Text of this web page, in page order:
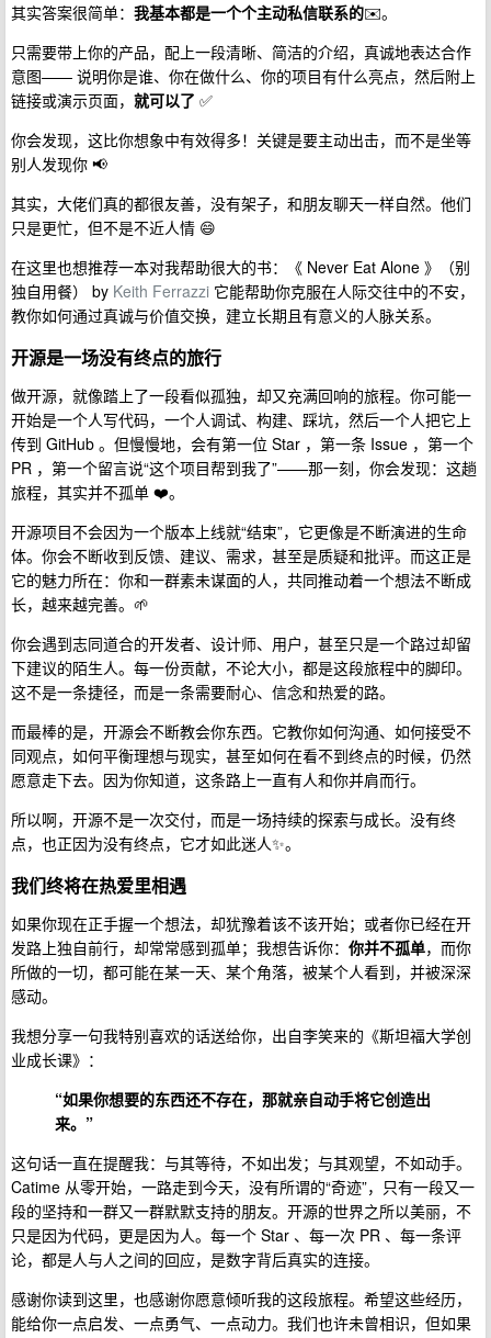
其实答案很简单： 我基本都是一个个主动私信联系的✉️。
只需要带上你的产品，配上一段清晰、简洁的介绍，真诚地表达合作
意图—— 说明你是谁、你在做什么、你的项目有什么亮点，然后附上
链接或演示页面， 就可以了 ✅
你会发现，这比你想象中有效得多！关键是要主动出击，而不是坐等
别人发现你 📢
其实，大佬们真的都很友善，没有架子，和朋友聊天一样自然。他们
只是更忙，但不是不近人情 😄
在这里也想推荐一本对我帮助很大的书：《 Never Eat Alone 》（别
独自用餐） by Keith Ferrazzi 它能帮助你克服在人际交往中的不安，
教你如何通过真诚与价值交换，建立长期且有意义的人脉关系。
开源是一场没有终点的旅行
做开源，就像踏上了一段看似孤独，却又充满回响的旅程。你可能一
开始是一个人写代码，一个人调试、构建、踩坑，然后一个人把它上
传到 GitHub 。但慢慢地，会有第一位 Star ，第一条 Issue ，第一个
PR ，第一个留言说“这个项目帮到我了”——那一刻，你会发现：这趟
旅程，其实并不孤单 ❤️。
开源项目不会因为一个版本上线就“结束”，它更像是不断演进的生命
体。你会不断收到反馈、建议、需求，甚至是质疑和批评。而这正是
它的魅力所在：你和一群素未谋面的人，共同推动着一个想法不断成
长，越来越完善。🌱
你会遇到志同道合的开发者、设计师、用户，甚至只是一个路过却留
下建议的陌生人。每一份贡献，不论大小，都是这段旅程中的脚印。
这不是一条捷径，而是一条需要耐心、信念和热爱的路。
而最棒的是，开源会不断教会你东西。它教你如何沟通、如何接受不
同观点，如何平衡理想与现实，甚至如何在看不到终点的时候，仍然
愿意走下去。因为你知道，这条路上一直有人和你并肩而行。
所以啊，开源不是一次交付，而是一场持续的探索与成长。没有终
点，也正因为没有终点，它才如此迷人✨。
我们终将在热爱里相遇
如果你现在正手握一个想法，却犹豫着该不该开始；或者你已经在开
发路上独自前行，却常常感到孤单；我想告诉你： 你并不孤单，而你
所做的一切，都可能在某一天、某个角落，被某个人看到，并被深深
感动。
我想分享一句我特别喜欢的话送给你，出自李笑来的《斯坦福大学创
业成长课》：
“如果你想要的东西还不存在，那就亲自动手将它创造出
来。”
这句话一直在提醒我：与其等待，不如出发；与其观望，不如动手。
Catime 从零开始，一路走到今天，没有所谓的“奇迹”，只有一段又一
段的坚持和一群又一群默默支持的朋友。开源的世界之所以美丽，不
只是因为代码，更是因为人。每一个 Star 、每一次 PR 、每一条评
论，都是人与人之间的回应，是数字背后真实的连接。
感谢你读到这里，也感谢你愿意倾听我的这段旅程。希望这些经历，
能给你一点启发、一点勇气、一点动力。我们也许未曾相识，但如果